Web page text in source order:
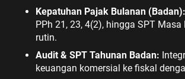
Kepatuhan Pajak Bulanan (Badan):
PPh 21, 23, 4(2), hingga SPT Masa
rutin.
Audit & SPT Tahunan Badan:
keuangan komersial ke fiskal